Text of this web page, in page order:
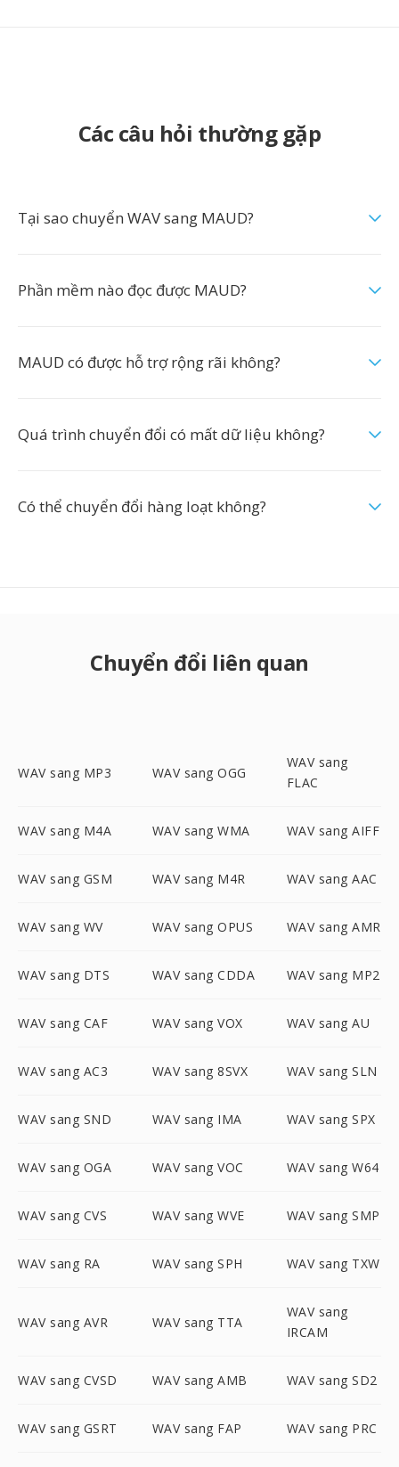
Các câu hỏi thường gặp
Tại sao chuyển WAV sang MAUD?
Phần mềm nào đọc được MAUD?
MAUD có được hỗ trợ rộng rãi không?
Quá trình chuyển đổi có mất dữ liệu không?
Có thể chuyển đổi hàng loạt không?
Chuyển đổi liên quan
WAV sang MP3 WAV sang OGG
WAV sang
FLAC
WAV sang M4A WAV sang WMA WAV sang AIFF
WAV sang GSM WAV sang M4R WAV sang AAC
WAV sang WV WAV sang OPUS WAV sang AMR
WAV sang DTS WAV sang CDDA WAV sang MP2
WAV sang CAF WAV sang VOX WAV sang AU
WAV sang AC3 WAV sang 8SVX WAV sang SLN
WAV sang SND WAV sang IMA WAV sang SPX
WAV sang OGA WAV sang VOC WAV sang W64
WAV sang CVS WAV sang WVE WAV sang SMP
WAV sang RA WAV sang SPH WAV sang TXW
WAV sang AVR WAV sang TTA
WAV sang
IRCAM
WAV sang CVSD WAV sang AMB WAV sang SD2
WAV sang GSRT WAV sang FAP WAV sang PRC